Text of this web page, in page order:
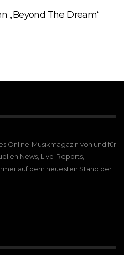
„Beyond The Dream“
Online-Musikmagazin von und für
News, Live-Reports,
auf dem neuesten Stand der